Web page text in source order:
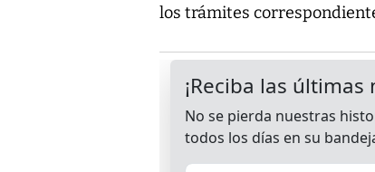
los trámites